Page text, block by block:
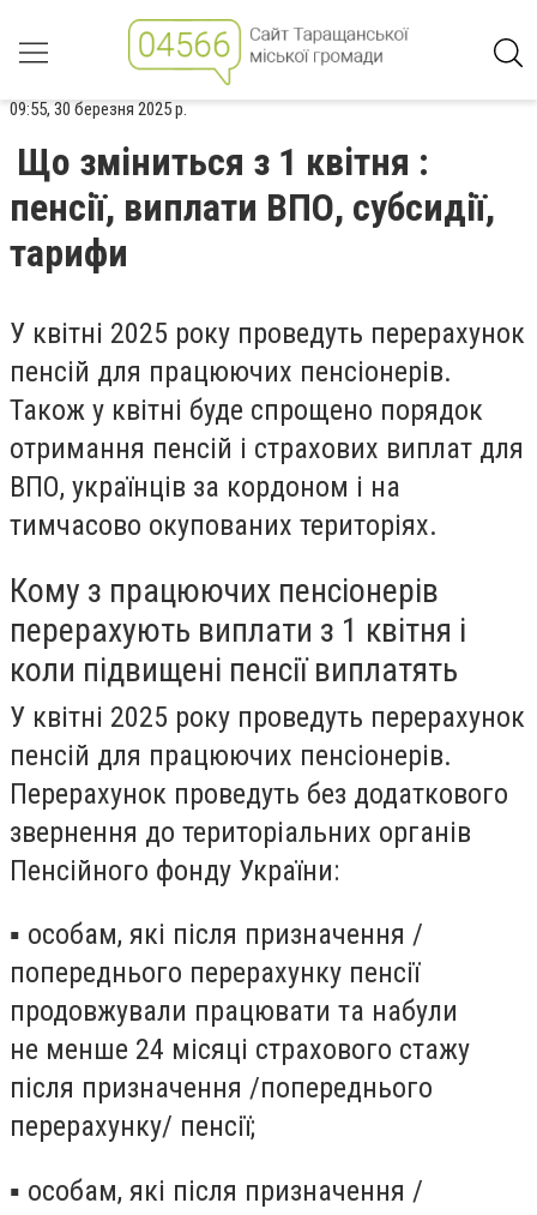
09:55, 30 березня 2025 р.
Що зміниться з 1 квітня :
пенсії, виплати ВПО, субсидії,
тарифи
У квітні 2025 року проведуть перерахунок
пенсій для працюючих пенсіонерів.
Також у квітні буде спрощено порядок
отримання пенсій і страхових виплат для
ВПО, українців за кордоном і на
тимчасово окупованих територіях.
Кому з працюючих пенсіонерів
перерахують виплати з 1 квітня і
коли підвищені пенсії виплатять
У квітні 2025 року проведуть перерахунок
пенсій для працюючих пенсіонерів.
Перерахунок проведуть без додаткового
звернення до територіальних органів
Пенсійного фонду України:
▪ особам, які після призначення /
попереднього перерахунку пенсії
продовжували працювати та набули
не менше 24 місяці страхового стажу
після призначення /попереднього
перерахунку/ пенсії;
▪ особам, які після призначення /